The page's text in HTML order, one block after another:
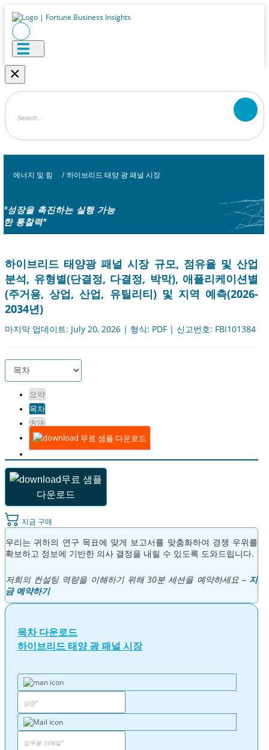
×
에너지 및 힘 / 하이브리드 태양 광 패널 시장
"성장을 촉진하는 실행 가능
한 통찰력"
하이브리드 태양광 패널 시장 규모, 점유율 및 산업
분석, 유형별(단결정, 다결정, 박막), 애플리케이션별
(주거용, 상업, 산업, 유틸리티) 및 지역 예측(2026-
2034년)
마지막 업데이트: July 20, 2026 | 형식: PDF | 신고번호: FBI101384
요약
목차
方法
무료 샘플 다운로드
무료 샘플
다운로드
지금 구매
우리는 귀하의 연구 목표에 맞게 보고서를 맞춤화하여 경쟁 우위를
확보하고 정보에 기반한 의사 결정을 내릴 수 있도록 도와드립니다.
저희의 컨설팅 역량을 이해하기 위해 30분 세션을 예약하세요 – 지
금 예약하기
목차 다운로드
하이브리드 태양 광 패널 시장